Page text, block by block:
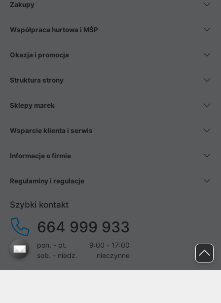
Zakupy
Współpraca hurtowa i MŚP
Okazja i promocja
Struktura strony
Sklepy marek
Wsparcie klienta i serwis
Informacje o firmie
Regulaminy i regulacje
Szybki kontakt
664 999 933
pon. - pt.
9:00 - 17:00
sob. - niedz.
nieczynne